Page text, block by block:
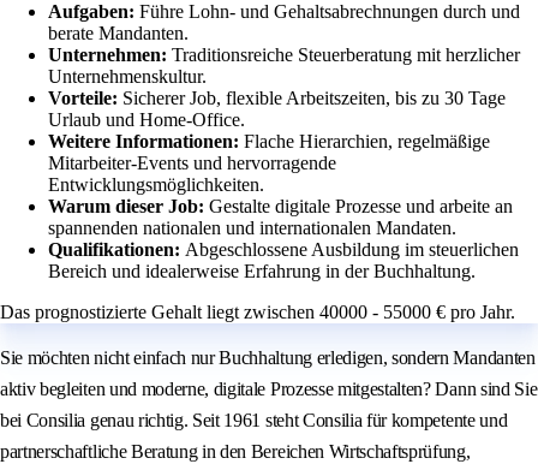
Aufgaben: Führe Lohn- und Gehaltsabrechnungen durch und
berate Mandanten.
Unternehmen: Traditionsreiche Steuerberatung mit herzlicher
Unternehmenskultur.
Vorteile: Sicherer Job, flexible Arbeitszeiten, bis zu 30 Tage
Urlaub und Home-Office.
Weitere Informationen: Flache Hierarchien, regelmäßige
Mitarbeiter-Events und hervorragende
Entwicklungsmöglichkeiten.
Warum dieser Job: Gestalte digitale Prozesse und arbeite an
spannenden nationalen und internationalen Mandaten.
Qualifikationen: Abgeschlossene Ausbildung im steuerlichen
Bereich und idealerweise Erfahrung in der Buchhaltung.
Das prognostizierte Gehalt liegt zwischen 40000 - 55000 € pro Jahr.
Sie möchten nicht einfach nur Buchhaltung erledigen, sondern Mandanten
aktiv begleiten und moderne, digitale Prozesse mitgestalten? Dann sind Sie
bei Consilia genau richtig. Seit 1961 steht Consilia für kompetente und
partnerschaftliche Beratung in den Bereichen Wirtschaftsprüfung,